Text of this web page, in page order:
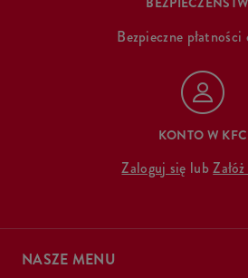
Bezpieczne
KONTO W KFC
Zaloguj się lub
NASZE MENU